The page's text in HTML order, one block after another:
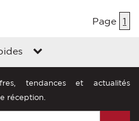
Page 1
tendances et actualités
réception.